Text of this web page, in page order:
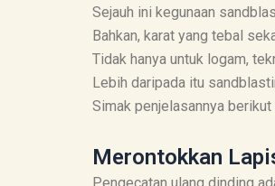
Sejauh ini kegunaan
Bahkan, karat yang tebal
Tidak hanya untuk logam,
Lebih daripada itu
Simak penjelasannya berikut
Merontokkan